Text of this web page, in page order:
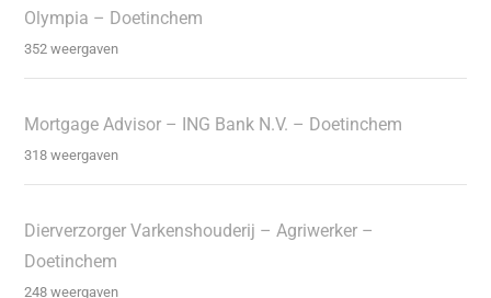
Olympia – Doetinchem
352 weergaven
Mortgage Advisor – ING Bank N.V. – Doetinchem
318 weergaven
Dierverzorger Varkenshouderij – Agriwerker –
Doetinchem
248 weergaven